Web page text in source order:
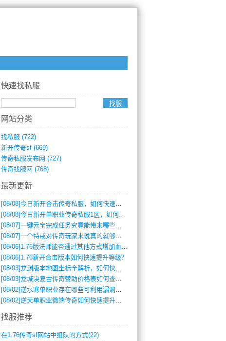
快速找私服
网站分类
找私服 (722)
新开传奇sf (669)
传奇私服发布网 (727)
传奇找服网 (768)
最新更新
[08/08]今日新开合击传奇私服，如何快速提升角色战力？
[08/08]今日新开单职业传奇私服1区，如何快速升级与获取顶级装备？
[08/07]一键元宝完成任务究竟能带来哪些超值优势？
[08/07]一个特戒对传奇玩家来说真的就够用了吗？
[08/06] 1.76版法师能否通过其他方式增加血量？
[08/06] 1.76新开合击版本如何快速提升等级？
[08/03]龙渊版本地图坐标全解析，如何快速定位BOSS位置？
[08/03]龙城决复古传奇赞助价格表如何查询？
[08/02]逆水寒单职业存在哪些可利用漏洞？如何快速提升战力？
[08/02]逆天单职业微端传奇如何快速提升战力？新手必看攻略
找服推荐
在1.76传奇sf网站中组队的方式(22)